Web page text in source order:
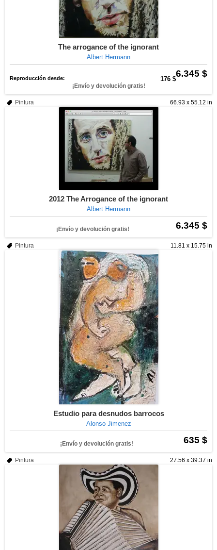
The arrogance of the ignorant
Albert Hermann
6.345 $
Reproducción desde: 176 $
¡Envío y devolución gratis!
66.93 x 55.12 in
Pintura
2012 The Arrogance of the ignorant
Albert Hermann
6.345 $
¡Envío y devolución gratis!
11.81 x 15.75 in
Pintura
Estudio para desnudos barrocos
Alonso Jimenez
635 $
¡Envío y devolución gratis!
27.56 x 39.37 in
Pintura